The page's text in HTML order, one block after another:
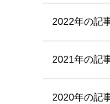
2022年の記
2021年の記
2020年の記